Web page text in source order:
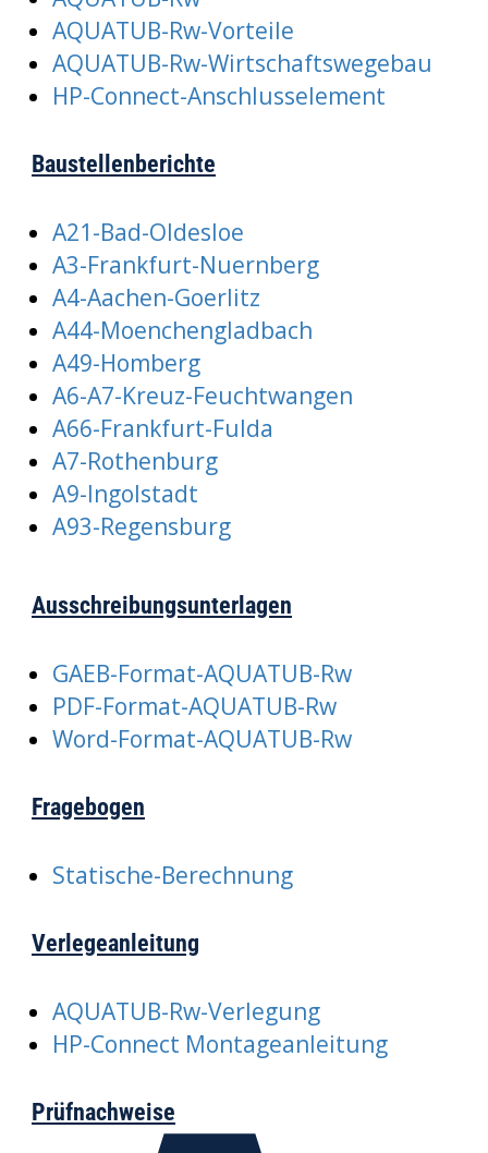
AQUATUB-Rw-Vorteile
AQUATUB-Rw-Wirtschaftswegebau
HP-Connect-Anschlusselement
Baustellenberichte
A21-Bad-Oldesloe
A3-Frankfurt-Nuernberg
A4-Aachen-Goerlitz
A44-Moenchengladbach
A49-Homberg
A6-A7-Kreuz-Feuchtwangen
A66-Frankfurt-Fulda
A7-Rothenburg
A9-Ingolstadt
A93-Regensburg
Ausschreibungsunterlagen
GAEB-Format-AQUATUB-Rw
PDF-Format-AQUATUB-Rw
Word-Format-AQUATUB-Rw
Fragebogen
Statische-Berechnung
Verlegeanleitung
AQUATUB-Rw-Verlegung
HP-Connect Montageanleitung
Prüfnachweise